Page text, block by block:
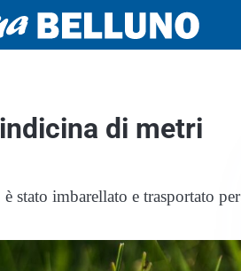
di metri
stato imbarellato e trasportato per